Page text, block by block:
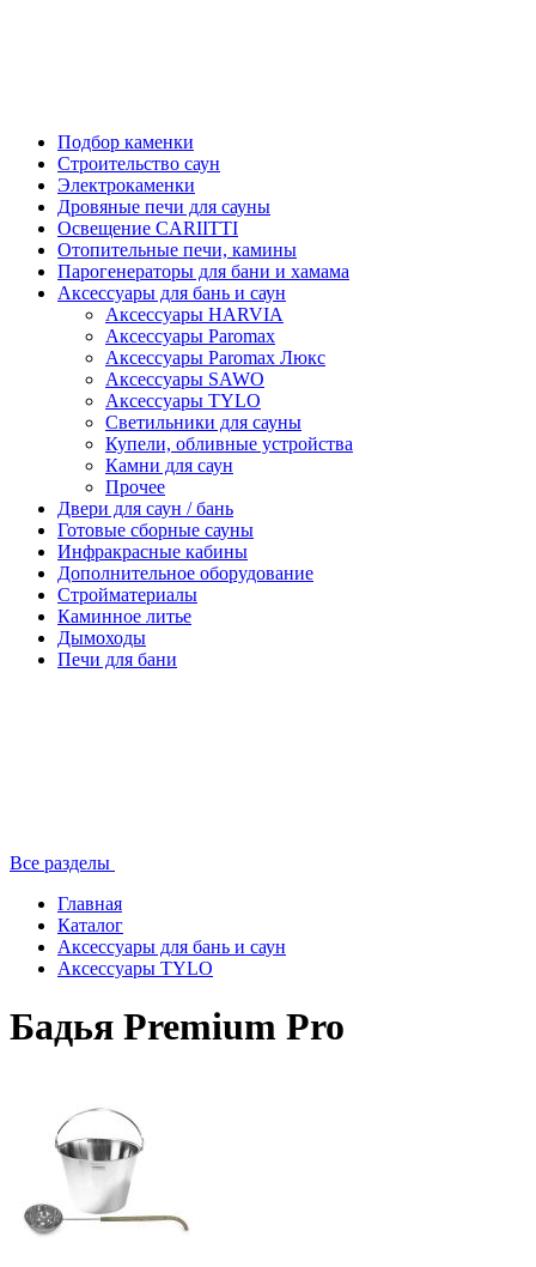
Подбор каменки
Строительство саун
Электрокаменки
Дровяные печи для сауны
Освещение CARIITTI
Отопительные печи, камины
Парогенераторы для бани и хамама
Аксессуары для бань и саун
Аксессуары HARVIA
Аксессуары Paromax
Аксессуары Paromax Люкс
Аксессуары SAWO
Аксессуары TYLO
Светильники для сауны
Купели, обливные устройства
Камни для саун
Прочее
Двери для саун / бань
Готовые сборные сауны
Инфракрасные кабины
Дополнительное оборудование
Стройматериалы
Каминное литье
Дымоходы
Печи для бани
Все разделы
Главная
Каталог
Аксессуары для бань и саун
Аксессуары TYLO
Бадья Premium Pro